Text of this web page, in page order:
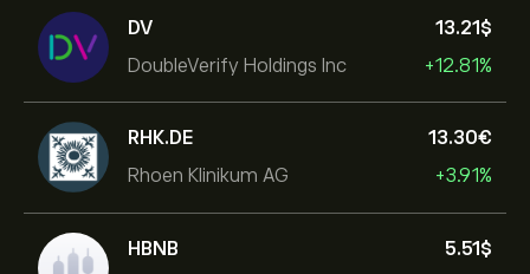
DV
DoubleVerify Holdings Inc
13.21‎$‎
+12.81%
RHK.DE
Rhoen Klinikum AG
13.30‎€‎
+3.91%
HBNB
5.51‎$‎